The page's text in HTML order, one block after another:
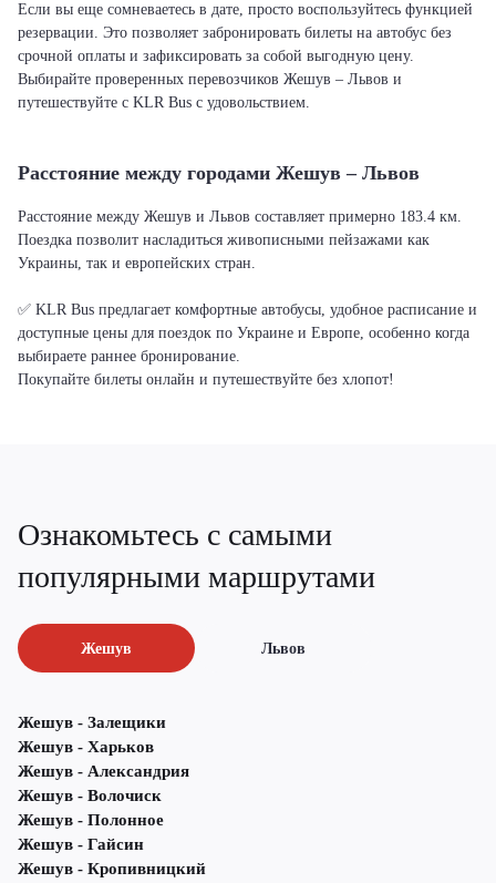
Если вы еще сомневаетесь в дате, просто воспользуйтесь функцией
резервации. Это позволяет забронировать билеты на автобус без
срочной оплаты и зафиксировать за собой выгодную цену.
Выбирайте проверенных перевозчиков Жешув – Львов и
путешествуйте с KLR Bus с удовольствием.
Расстояние между городами Жешув – Львов
Расстояние между Жешув и Львов составляет примерно 183.4 км.
Поездка позволит насладиться живописными пейзажами как
Украины, так и европейских стран.
✅ KLR Bus предлагает комфортные автобусы, удобное расписание и
доступные цены для поездок по Украине и Европе, особенно когда
выбираете раннее бронирование.
Покупайте билеты онлайн и путешествуйте без хлопот!
Ознакомьтесь с самыми
популярными маршрутами
Жешув Львов
Жешув - Залещики
Жешув - Харьков
Жешув - Александрия
Жешув - Волочиск
Жешув - Полонное
Жешув - Гайсин
Жешув - Кропивницкий